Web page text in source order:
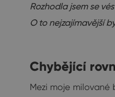
Rozhodla jsem se
O to nejzajímavější
Chybějící
Mezi moje milované